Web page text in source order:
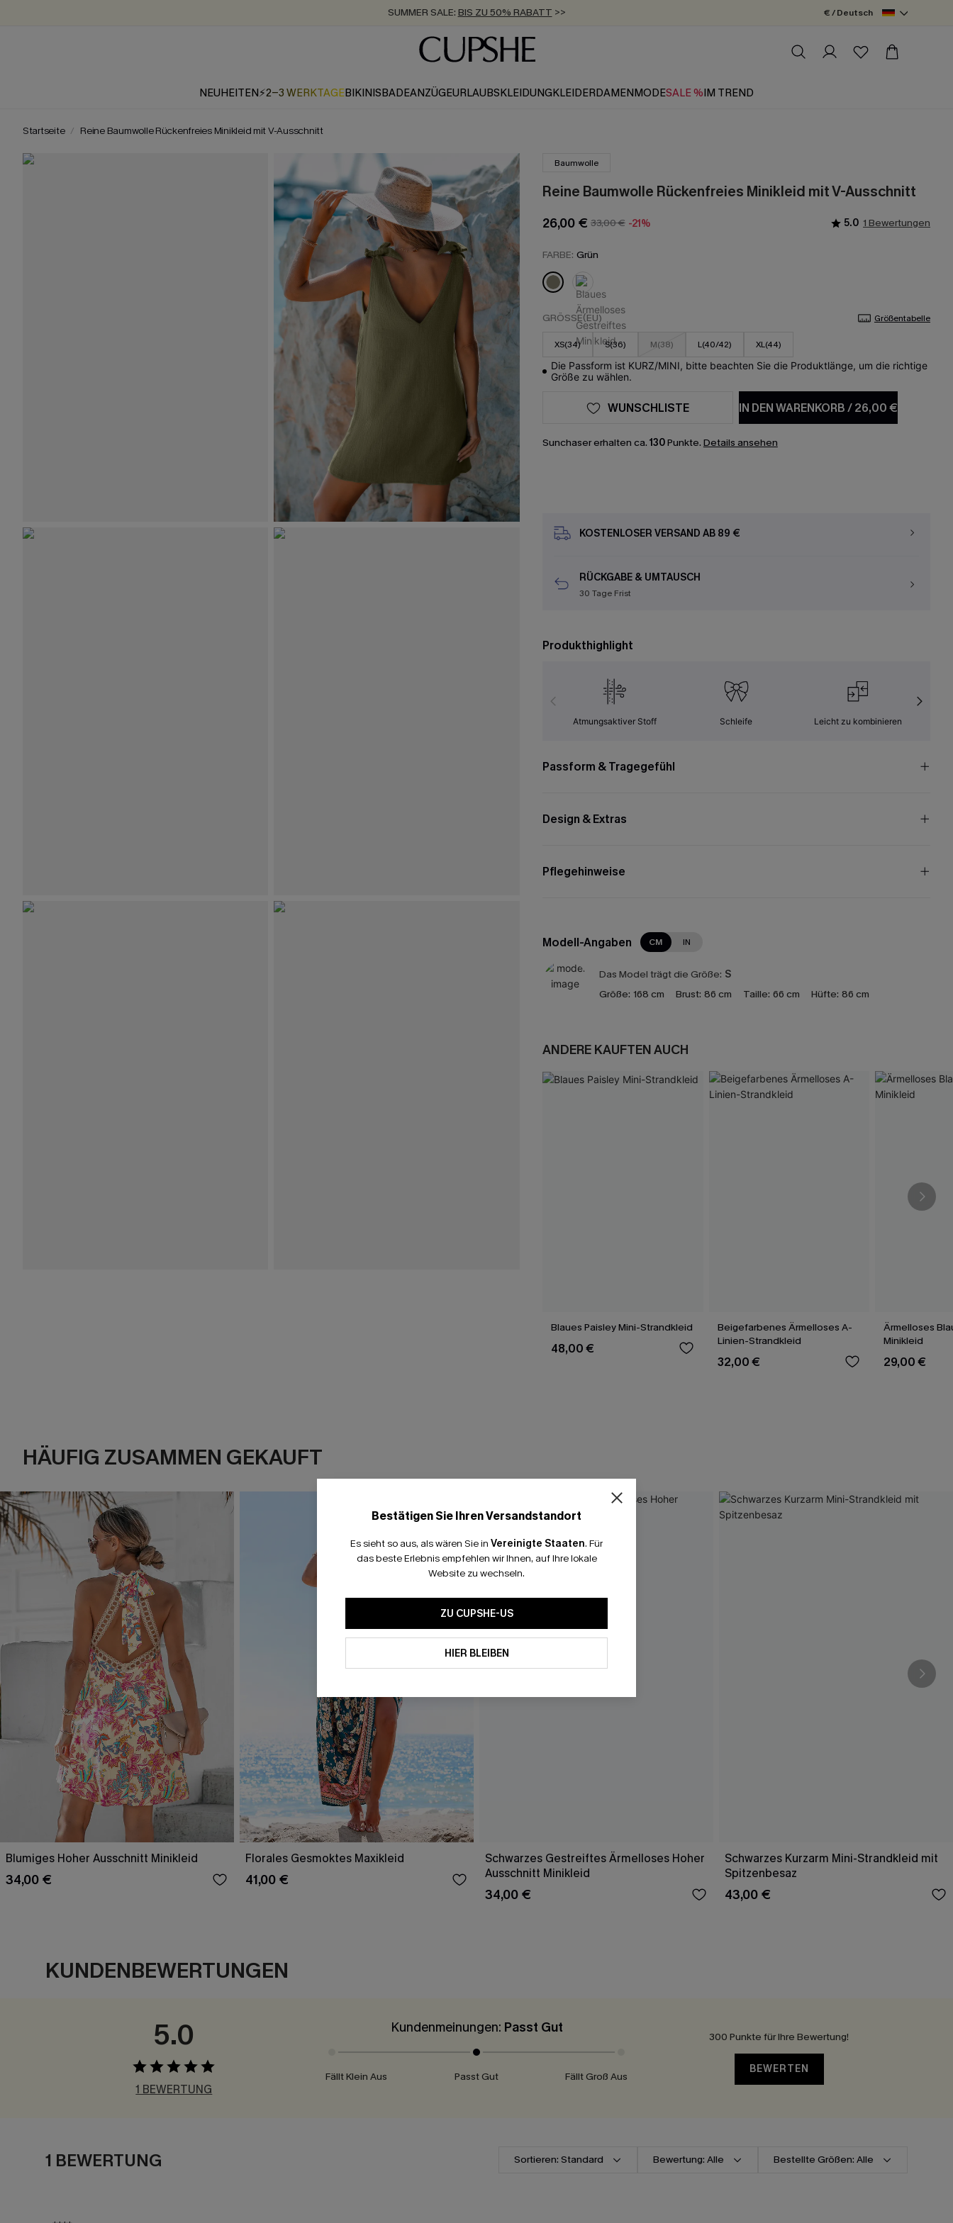
SUMMER SALE: BIS ZU 50% RABATT >>
ZUM NEWSLETTER:BIS ZU -20% EXTRA ERHALTEN
KOSTENLOSER VERSAND AB 89 €
€ / Deutsch
NEUHEITEN⚡2-3 WERKTAGEBIKINISBADEANZÜGEURLAUBSKLEIDUNGKLEIDERDAMENMODESALE %IM TREND
Startseite Reine Baumwolle Rückenfreies Minikleid mit V-Ausschnitt
Baumwolle
Reine Baumwolle Rückenfreies Minikleid mit V-Ausschnitt
26,00 € 33,00 € -21% 5.0 1 Bewertungen
FARBE: Grün
GRÖSSE(EU) Größentabelle
XS(34) S(36) M(38) L(40/42) XL(44)
Die Passform ist KURZ/MINI, bitte beachten Sie die Produktlänge, um die richtige
Größe zu wählen.
IN DEN WARENKORB/26,00 €
WUNSCHLISTE
Sunchaser erhalten ca. 130Punkte. Details ansehen
KOSTENLOSER VERSAND AB 89 €
RÜCKGABE & UMTAUSCH
30 Tage Frist
Produkthighlight
Atmungsaktiver Stoff Schleife Leicht zu kombinieren
Passform & Tragegefühl
Design & Extras
Pflegehinweise
Modell-Angaben CM IN
Das Model trägt die Größe: S
Größe: 168 cm Brust: 86 cm Taille: 66 cm Hüfte: 86 cm
ANDERE KAUFTEN AUCH
Blaues Paisley Mini-Strandkleid
48,00 €
Beigefarbenes Ärmelloses A-
Linien-Strandkleid
32,00 €
Ärmelloses
Minikleid
29,00 €
HÄUFIG ZUSAMMEN GEKAUFT
Blumiges Hoher Ausschnitt Minikleid
34,00 €
Florales Gesmoktes Maxikleid
41,00 €
Schwarzes Gestreiftes Ärmelloses Hoher
Ausschnitt Minikleid
34,00 €
Schwarzes Kurzarm Mini-Strandkleid mit
Spitzenbesaz
43,00 €
KUNDENBEWERTUNGEN
5.0
1 BEWERTUNG
Kundenmeinungen: Passt Gut
Fällt Klein Aus Passt Gut Fällt Groß Aus
300 Punkte für Ihre Bewertung!
BEWERTEN
1 BEWERTUNG Sortieren: Standard Bewertung: Alle Bestellte Größen: Alle
Bestätigen Sie Ihren Versandstandort
Es sieht so aus, als wären Sie in Vereinigte Staaten. Für
das beste Erlebnis empfehlen wir Ihnen, auf Ihre lokale
Website zu wechseln.
ZU CUPSHE-US
HIER BLEIBEN